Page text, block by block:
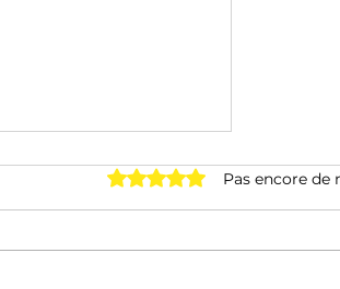
Noté 0 étoile sur 5.Pas encore de